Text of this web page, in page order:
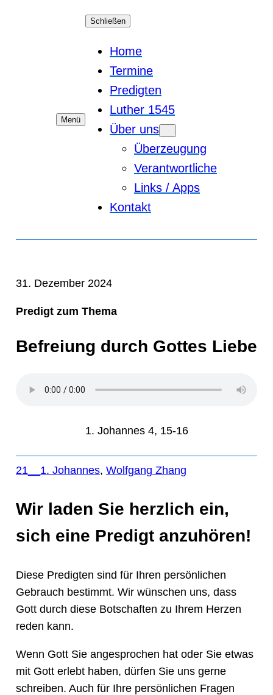
Menü
Schließen
Home
Termine
Predigten
Luther 1545
Über uns
Überzeugung
Verantwortliche
Links / Apps
Kontakt
31. Dezember 2024
Predigt zum Thema
Befreiung durch Gottes Liebe
1. Johannes 4, 15-16
21__1. Johannes, Wolfgang Zhang
Wir laden Sie herzlich ein,
sich eine Predigt anzuhören!
Diese Predigten sind für Ihren persönlichen
Gebrauch bestimmt. Wir wünschen uns, dass
Gott durch diese Botschaften zu Ihrem Herzen
reden kann.
Wenn Gott Sie angesprochen hat oder Sie etwas
mit Gott erlebt haben, dürfen Sie uns gerne
schreiben. Auch für Ihre persönlichen Fragen